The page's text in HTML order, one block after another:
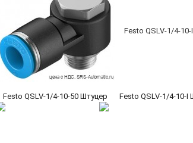
Festo QSLV-1/4-10-50 Штуцер Festo QSLV-1/4-10-I